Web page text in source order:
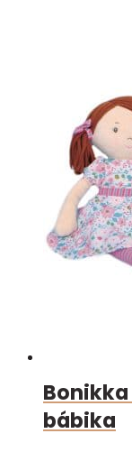
bábika